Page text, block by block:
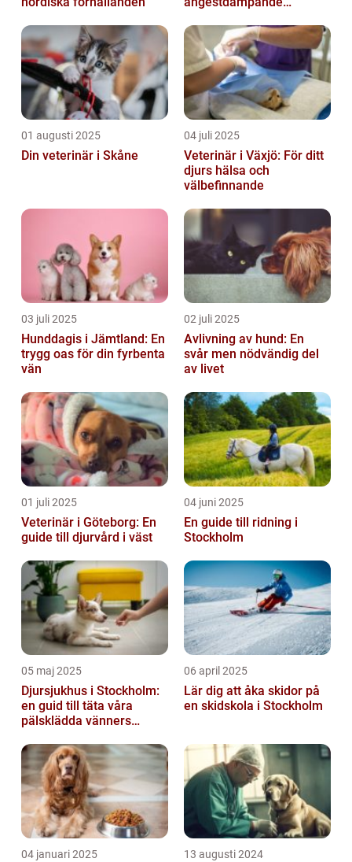
01 augusti 2025
Din veterinär i Skåne
04 juli 2025
Veterinär i Växjö: För ditt
djurs hälsa och
välbefinnande
03 juli 2025
Hunddagis i Jämtland: En
trygg oas för din fyrbenta
vän
02 juli 2025
Avlivning av hund: En
svår men nödvändig del
av livet
01 juli 2025
Veterinär i Göteborg: En
guide till djurvård i väst
04 juni 2025
En guide till ridning i
Stockholm
05 maj 2025
Djursjukhus i Stockholm:
en guid till täta våra
pälsklädda vänners
06 april 2025
Lär dig att åka skidor på
en skidskola i Stockholm
04 januari 2025 13 augusti 2024